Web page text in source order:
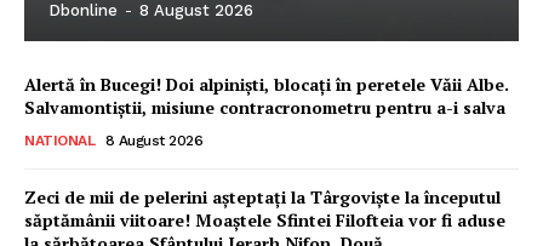
Dbonline - 8 August 2026
Alertă în Bucegi! Doi alpiniști, blocați în peretele Văii Albe.
Salvamontiștii, misiune contracronometru pentru a-i salva
NATIONAL 8 August 2026
Zeci de mii de pelerini așteptați la Târgoviște la începutul
săptămânii viitoare! Moaștele Sfintei Filofteia vor fi aduse